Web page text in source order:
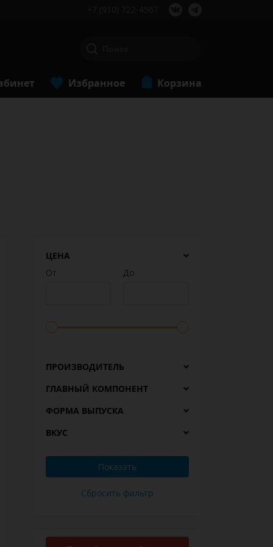
Избранное Корзина
ЦЕНА
От
До
ПРОИЗВОДИТЕЛЬ
ГЛАВНЫЙ КОМПОНЕНТ
ФОРМА ВЫПУСКА
ВКУС